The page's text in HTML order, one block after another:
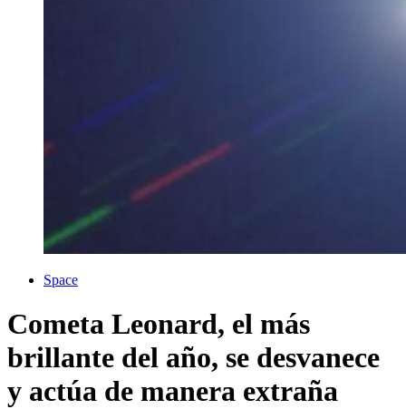
Space
Cometa Leonard, el más
brillante del año, se desvanece
y actúa de manera extraña